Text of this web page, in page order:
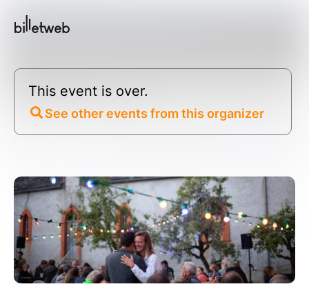
This event is over.
See other events from this organizer